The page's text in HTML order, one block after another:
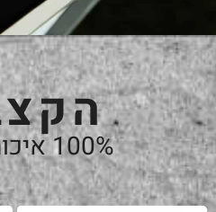
100% איכות וטריות